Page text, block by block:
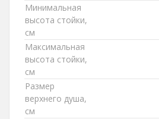
Минимальная
высота стойки,
см
Максимальная
высота стойки,
см
Размер
верхнего душа,
см